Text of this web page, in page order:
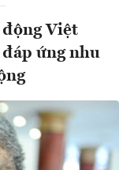
Việt
ứng nhu